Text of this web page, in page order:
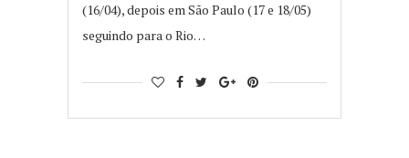
(16/04), depois em São Paulo (17 e 18/05)
seguindo para o Rio…